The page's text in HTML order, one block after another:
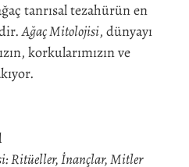
tanrısal tezahürün en
Ağaç Mitolojisi, dünyayı
korkularımızın ve
Ritüeller, İnançlar, Mitler